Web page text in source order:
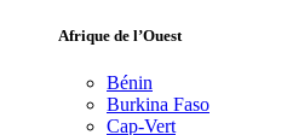
Afrique de l’Ouest
Bénin
Burkina Faso
Cap-Vert